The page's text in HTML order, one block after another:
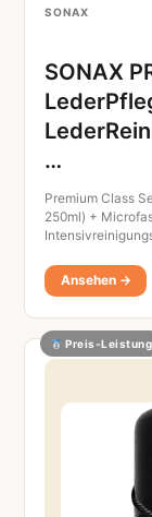
SONAX
SONAX
…
Premium Class
250ml) +
Ansehen →
Preis-Leistung